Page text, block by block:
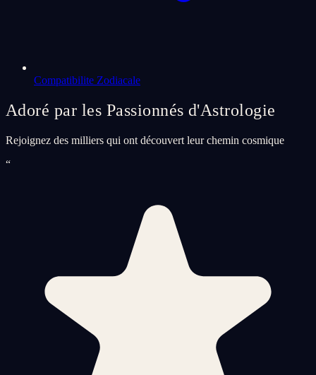
Compatibilite Zodiacale
Adoré par les Passionnés d'Astrologie
Rejoignez des milliers qui ont découvert leur chemin cosmique
“